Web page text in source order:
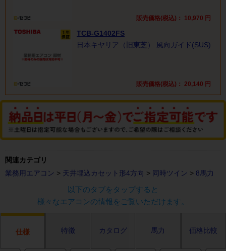
販売価格(税込)： 10,970 円
TCB-G1402FS
日本キヤリア（旧東芝） 風向ガイド(SUS)
販売価格(税込)： 20,140 円
関連カテゴリ
業務用エアコン > 天井埋込カセット形4方向 > 同時ツイン > 8馬力
以下のタブをタップすると
様々なエアコンの情報をご覧いただけます。
仕様 特徴 カタログ 馬力 価格比較